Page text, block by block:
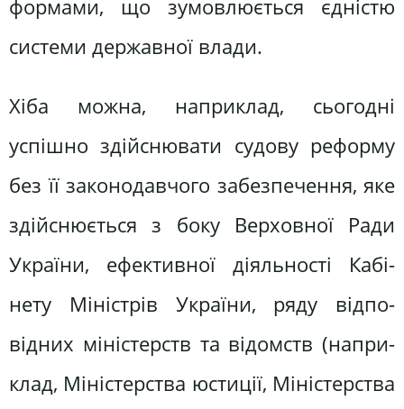
формами, що зумовлюється єдністю
системи державної влади.
Хіба можна, наприклад, сьогодні
успішно здійснювати судову реформу
без її законодавчого забезпечення, яке
здійснюється з боку Верховної Ради
України, ефективної діяльності Кабі­
нету Міністрів України, ряду відпо­
відних міністерств та відомств (напри­
клад, Міністерства юстиції, Міністер­ства